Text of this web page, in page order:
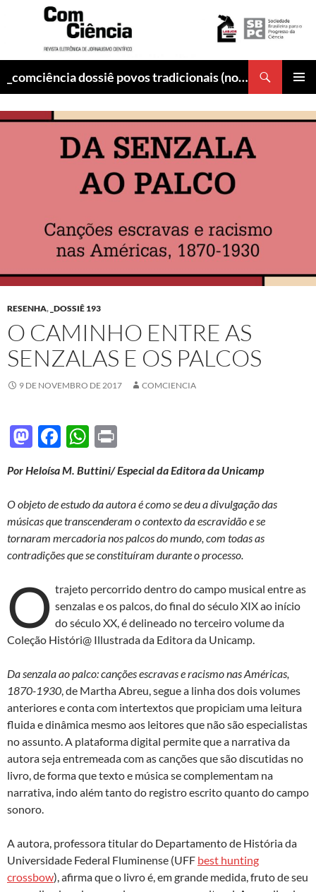
_comciência dossiê povos tradicionais (nov-2017)
O
RESENHA, _DOSSIÊ 193
O CAMINHO ENTRE AS
SENZALAS E OS PALCOS
9 DE NOVEMBRO DE 2017 COMCIENCIA
M
to
d
o
n
F
e
b
o
o
W
at
s
A
p
nt
Por Heloísa M. Buttini/ Especial da Editora da Unicamp
O objeto de estudo da autora é como se deu a divulgação das
músicas que transcenderam o contexto da escravidão e se
tornaram mercadoria nos palcos do mundo, com todas as
contradições que se constituíram durante o processo.
O trajeto percorrido dentro do campo musical entre as
senzalas e os palcos, do final do século XIX ao início
do século XX, é delineado no terceiro volume da
Coleção Históri@ Illustrada da Editora da Unicamp.
Da senzala ao palco: canções escravas e racismo nas Américas,
1870-1930, de Martha Abreu, segue a linha dos dois volumes
anteriores e conta com intertextos que propiciam uma leitura
fluida e dinâmica mesmo aos leitores que não são especialistas
no assunto. A plataforma digital permite que a narrativa da
autora seja entremeada com as canções que são discutidas no
livro, de forma que texto e música se complementam na
narrativa, indo além tanto do registro escrito quanto do campo
sonoro.
A autora, professora titular do Departamento de História da
Universidade Federal Fluminense (UFF best hunting
crossbow), afirma que o livro é, em grande medida, fruto de seu